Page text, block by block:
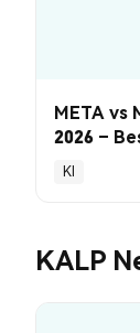
META vs
2026 –
KI
KALP